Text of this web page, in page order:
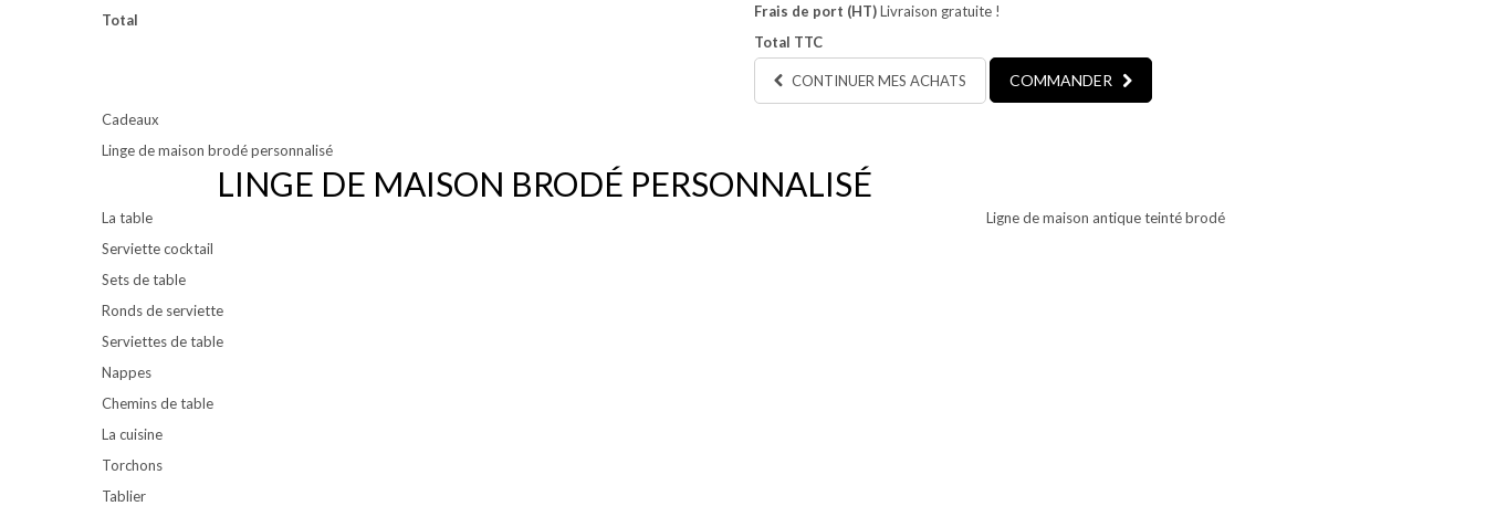
Total
Frais de port (HT)Livraison gratuite !
Total TTC
CONTINUER MES ACHATS COMMANDER
Cadeaux
Linge de maison brodé personnalisé
LINGE DE MAISON BRODÉ PERSONNALISÉ
La table
Serviette cocktail
Sets de table
Ronds de serviette
Serviettes de table
Nappes
Chemins de table
La cuisine
Torchons
Tablier
Ligne de maison antique teinté brodé